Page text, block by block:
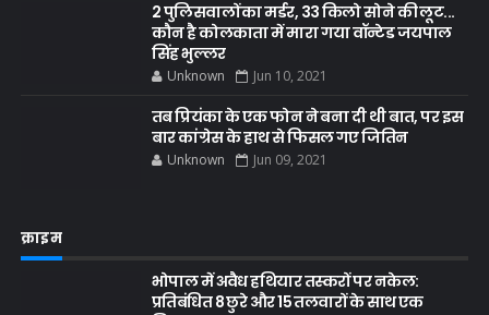
2 पुलिसवालों का मर्डर, 33 किलो सोने की लूट...
कौन है कोलकाता में मारा गया वॉन्टेड जयपाल
सिंह भुल्लर
Unknown Jun 10, 2021
तब प्रियंका के एक फोन ने बना दी थी बात, पर इस
बार कांग्रेस के हाथ से फिसल गए जितिन
Unknown Jun 09, 2021
क्राइम
भोपाल में अवैध हथियार तस्करों पर नकेल:
प्रतिबंधित 8 छुरे और 15 तलवारों के साथ एक